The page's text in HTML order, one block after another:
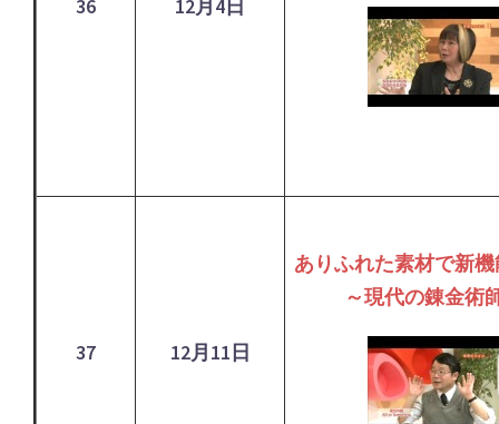
36 12月4日
37 12月11日
ありふれた素材で新
～現代の錬金術